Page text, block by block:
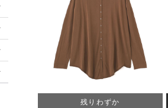
残りわずか